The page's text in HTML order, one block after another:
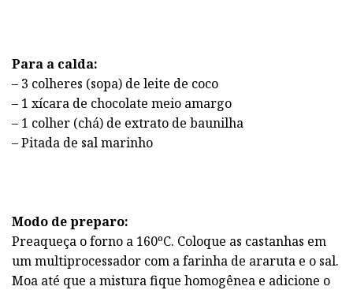
Para a calda:
– 3 colheres (sopa) de leite de coco
– 1 xícara de chocolate meio amargo
– 1 colher (chá) de extrato de baunilha
– Pitada de sal marinho
Modo de preparo:
Preaqueça o forno a 160ºC. Coloque as castanhas em
um multiprocessador com a farinha de araruta e o sal.
Moa até que a mistura fique homogênea e adicione o